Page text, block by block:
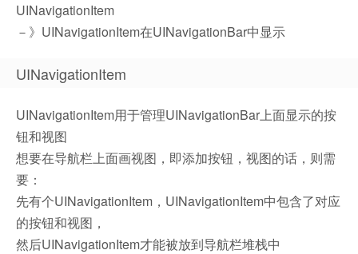
UINavigationItem
－》UINavigationItem在UINavigationBar中显示
UINavigationItem
UINavigationItem用于管理UINavigationBar上面显示的按
钮和视图
想要在导航栏上面画视图，即添加按钮，视图的话，则需
要：
先有个UINavigationItem，UINavigationItem中包含了对应
的按钮和视图，
然后UINavigationItem才能被放到导航栏堆栈中